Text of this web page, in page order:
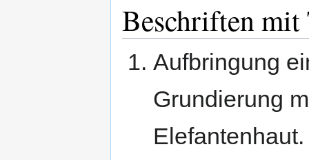
Beschriften mit
Aufbringung
Grundierung